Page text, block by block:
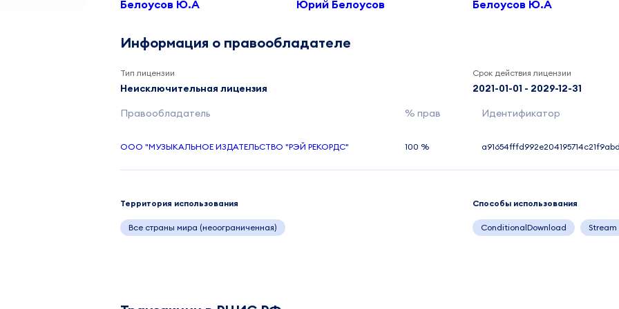
Белоусов Ю.А Юрий Белоусов Белоусов Ю.А
Информация о правообладателе
Тип лицензии
Неисключительная лицензия
Срок действия лицензии
2021-01-01 - 2029-12-31
Правообладатель
% прав Идентификатор
ООО "МУЗЫКАЛЬНОЕ ИЗДАТЕЛЬСТВО "РЭЙ РЕКОРДС" 100 %
Территория использования
Все страны мира (неоограниченная)
Способы использования
ConditionalDownload Stream